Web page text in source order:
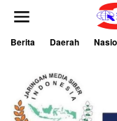
Berita Daerah